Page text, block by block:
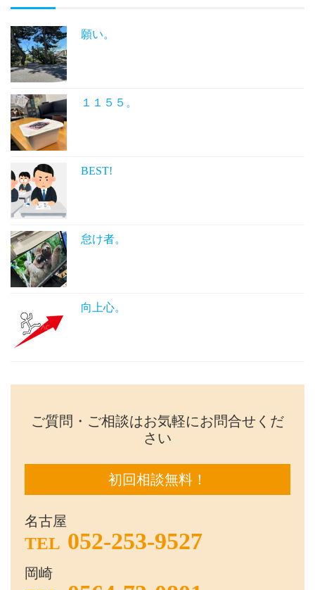
願い。
１１５５。
BEST!
怠け者。
向上心。
ご質問・ご相談はお気軽にお問合せくだ
さい
初回相談無料！
名古屋
TEL 052-253-9527
岡崎